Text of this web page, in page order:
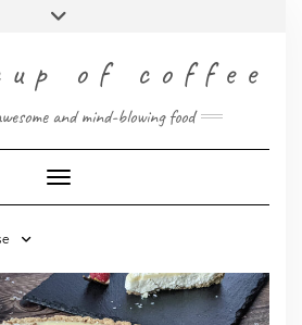
Toggle
of coffee
and mind-blowing food
Toggle Navigation